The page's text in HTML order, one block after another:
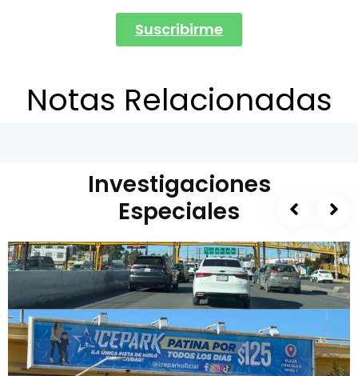
Suscribirme
Notas Relacionadas
Investigaciones
Especiales